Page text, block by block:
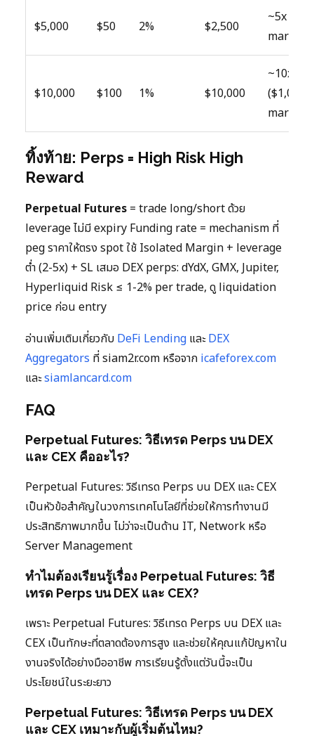
$5,000 $50 2% $2,500
~5x
margin)
$10,000 $100 1% $10,000
~10x
($1,000
margin)
ทิ้งท้าย: Perps = High Risk High
Reward
Perpetual Futures = trade long/short ด้วย
leverage ไม่มี expiry Funding rate = mechanism ที่
peg ราคาให้ตรง spot ใช้ Isolated Margin + leverage
ต่ำ (2-5x) + SL เสมอ DEX perps: dYdX, GMX, Jupiter,
Hyperliquid Risk ≤ 1-2% per trade, ดู liquidation
price ก่อน entry
อ่านเพิ่มเติมเกี่ยวกับ DeFi Lending และDEX
Aggregators ที่ siam2r.com หรือจาก icafeforex.com
และsiamlancard.com
FAQ
Perpetual Futures: วิธีเทรด Perps บน DEX
และ CEX คืออะไร?
Perpetual Futures: วิธีเทรด Perps บน DEX และ CEX
เป็นหัวข้อสำคัญในวงการเทคโนโลยีที่ช่วยให้การทำงานมี
ประสิทธิภาพมากขึ้น ไม่ว่าจะเป็นด้าน IT, Network หรือ
Server Management
ทำไมต้องเรียนรู้เรื่อง Perpetual Futures: วิธี
เทรด Perps บน DEX และ CEX?
เพราะ Perpetual Futures: วิธีเทรด Perps บน DEX และ
CEX เป็นทักษะที่ตลาดต้องการสูง และช่วยให้คุณแก้ปัญหาใน
งานจริงได้อย่างมืออาชีพ การเรียนรู้ตั้งแต่วันนี้จะเป็น
ประโยชน์ในระยะยาว
Perpetual Futures: วิธีเทรด Perps บน DEX
และ CEX เหมาะกับผู้เริ่มต้นไหม?